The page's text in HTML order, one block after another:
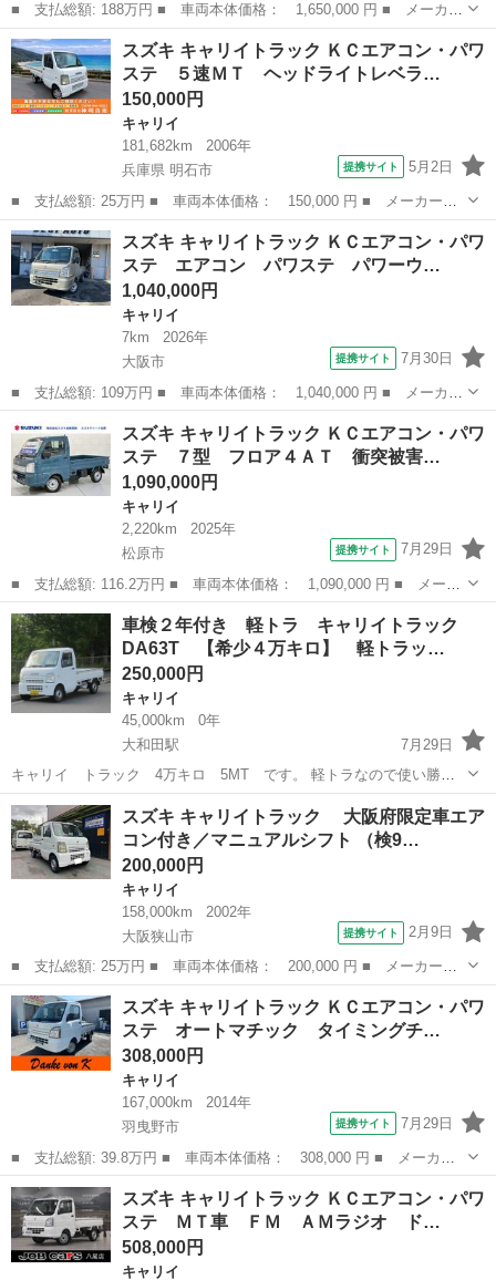
■ 支払総額: 188万円 ■ 車両本体価格： 1,650,000 円 ■ メーカー
名： スズキ ■ 車種名： キャリイトラック ■ グレード名： キ
ッチンカー 移動販売車 フードトラック ケータリングカー 軽ト
ラックキッ...
大阪 大東市 キャリイ
スズキ キャリイトラック ＫＣエアコン・パワ
ステ ５速ＭＴ ヘッドライトレベラ…
150,000円
キャリイ
181,682km
2006年
兵庫県 明石市
提携サイト 5月2日
■ 支払総額: 25万円 ■ 車両本体価格： 150,000 円 ■ メーカー
名： スズキ ■ 車種名： キャリイトラック ■ グレード名： Ｋ
Ｃエアコン・パワステ ５速ＭＴ ヘッドライトレベライザー パワ
ーウィンドウ 社...
兵庫 明石市 キャリイ
スズキ キャリイトラック ＫＣエアコン・パワ
ステ エアコン パワステ パワーウ…
1,040,000円
キャリイ
7km
2026年
大阪市
提携サイト 7月30日
■ 支払総額: 109万円 ■ 車両本体価格： 1,040,000 円 ■ メーカー
名： スズキ ■ 車種名： キャリイトラック ■ グレード名： Ｋ
Ｃエアコン・パワステ エアコン パワステ パワーウィンド キー
レス パー...
大阪 キャリイ
スズキ キャリイトラック ＫＣエアコン・パワ
ステ ７型 フロア４ＡＴ 衝突被害…
1,090,000円
キャリイ
2,220km
2025年
松原市
提携サイト 7月29日
■ 支払総額: 116.2万円 ■ 車両本体価格： 1,090,000 円 ■ メーカ
ー名： スズキ ■ 車種名： キャリイトラック ■ グレード名：
ＫＣエアコン・パワステ ７型 フロア４ＡＴ 衝突被害軽減Ｂ 荷
台マット...
大阪 松原市 キャリイ
車検２年付き 軽トラ キャリイトラック
DA63T 【希少４万キロ】 軽トラッ…
250,000円
キャリイ
45,000km
0年
大和田駅
7月29日
キャリイ トラック 4万キロ 5MT です。 軽トラなので使い勝手
が良く便利です。 重く大量の荷物を運べます すぐにお仕事に使えま
す。 まだ4万キロと使用歴少なめです。 今で...
大阪 門真市 大和田駅 キャリイ 軽トラ
スズキ キャリイトラック 大阪府限定車エア
コン付き／マニュアルシフト （検9…
200,000円
キャリイ
158,000km
2002年
大阪狭山市
提携サイト 2月9日
■ 支払総額: 25万円 ■ 車両本体価格： 200,000 円 ■ メーカー
名： スズキ ■ 車種名： キャリイトラック ■ グレード名：
大阪府限定車エアコン付き／マニュアルシフト ■ 排気量： 660cc
■ ドア...
大阪 大阪狭山市 キャリイ
スズキ キャリイトラック ＫＣエアコン・パワ
ステ オートマチック タイミングチ…
308,000円
キャリイ
167,000km
2014年
羽曳野市
提携サイト 7月29日
■ 支払総額: 39.8万円 ■ 車両本体価格： 308,000 円 ■ メーカー
名： スズキ ■ 車種名： キャリイトラック ■ グレード名： Ｋ
Ｃエアコン・パワステ オートマチック タイミングチェーン ＥＴ
Ｃ装備 ヘッ...
大阪 羽曳野市 キャリイ
スズキ キャリイトラック ＫＣエアコン・パワ
ステ ＭＴ車 ＦＭ ＡＭラジオ ド…
508,000円
キャリイ